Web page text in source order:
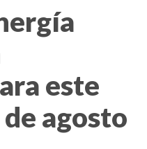
este
agosto